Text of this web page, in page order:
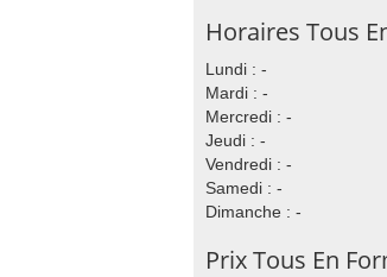
Horaires Tous
Lundi : -
Mardi : -
Mercredi : -
Jeudi : -
Vendredi : -
Samedi : -
Dimanche : -
Prix Tous En